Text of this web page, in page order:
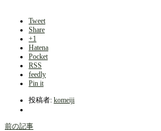
Tweet
Share
+1
Hatena
Pocket
RSS
feedly
Pin it
投稿者: komeiji
前の記事